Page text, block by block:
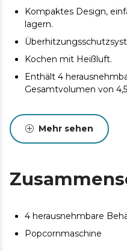
Kompaktes Design,
lagern.
Kochen mit Heißluft.
Enthält 4
Gesamtvolumen von
Mehr sehen
4 herausnehmbare
Popcornmaschine